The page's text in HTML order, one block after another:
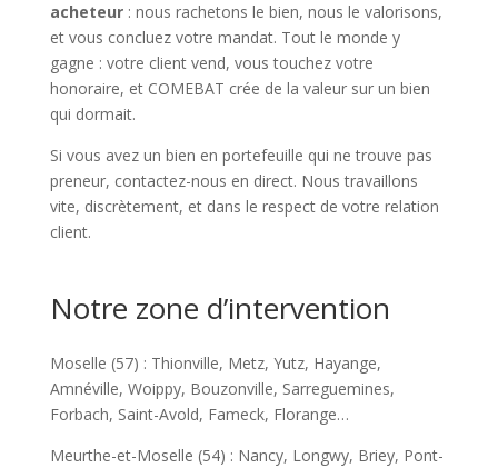
acheteur: nous rachetons le bien, nous le valorisons,
et vous concluez votre mandat. Tout le monde y
gagne : votre client vend, vous touchez votre
honoraire, et COMEBAT crée de la valeur sur un bien
qui dormait.
Si vous avez un bien en portefeuille qui ne trouve pas
preneur, contactez-nous en direct. Nous travaillons
vite, discrètement, et dans le respect de votre relation
client.
Notre zone d’intervention
Moselle (57) : Thionville, Metz, Yutz, Hayange,
Amnéville, Woippy, Bouzonville, Sarreguemines,
Forbach, Saint-Avold, Fameck, Florange…
Meurthe-et-Moselle (54) : Nancy, Longwy, Briey, Pont-